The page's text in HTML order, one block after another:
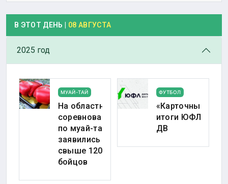
В ЭТОТ ДЕНЬ | 08 АВГУСТА
2025 год
МУАЙ-ТАЙ
На областные
соревнования
по муай-тай
заявились
свыше 120
бойцов
ФУТБОЛ
«Карточные»
итоги ЮФЛ-
ДВ